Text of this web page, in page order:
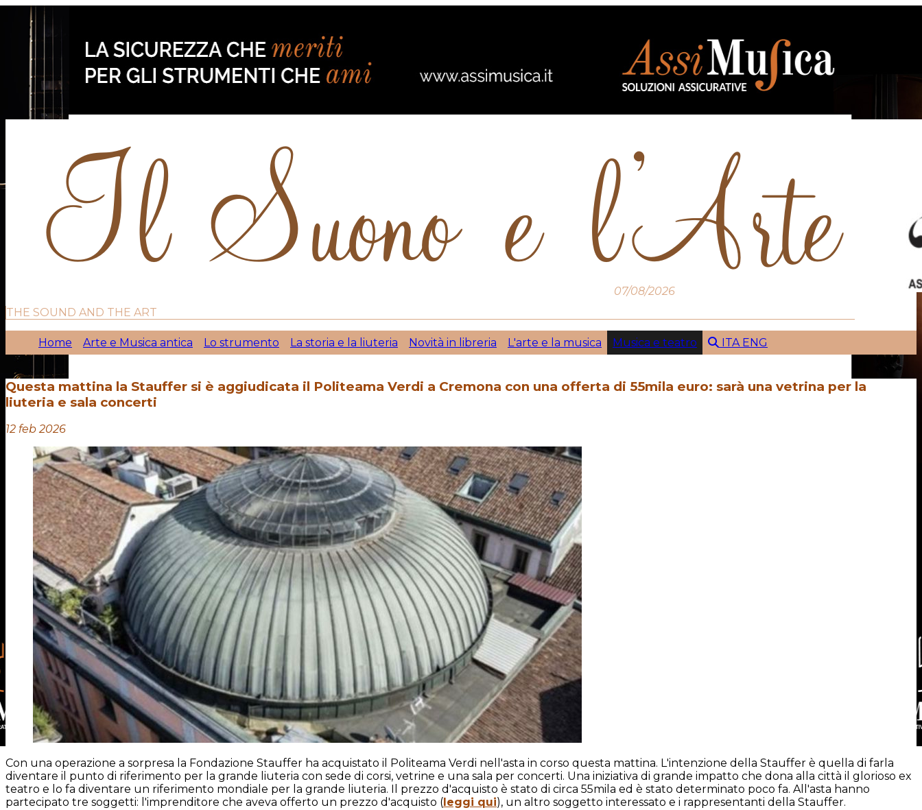
07/08/2026
THE SOUND AND THE ART
Home Arte e Musica antica Lo strumento La storia e la liuteria Novità in libreria L'arte e la musica Musica e teatro ITA ENG
Questa mattina la Stauffer si è aggiudicata il Politeama Verdi a Cremona con una offerta di 55mila euro: sarà una vetrina per la
liuteria e sala concerti
12 feb 2026
Con una operazione a sorpresa la Fondazione Stauffer ha acquistato il Politeama Verdi nell'asta in corso questa mattina. L'intenzione della Stauffer è quella di farla
diventare il punto di riferimento per la grande liuteria con sede di corsi, vetrine e una sala per concerti. Una iniziativa di grande impatto che dona alla città il glorioso ex
teatro e lo fa diventare un riferimento mondiale per la grande liuteria. Il prezzo d'acquisto è stato di circa 55mila ed è stato determinato poco fa. All'asta hanno
partecipato tre soggetti: l'imprenditore che aveva offerto un prezzo d'acquisto ( leggi qui), un altro soggetto interessato e i rappresentanti della Stauffer.